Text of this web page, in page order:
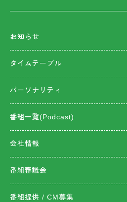
お知らせ
タイムテーブル
パーソナリティ
番組一覧(Podcast)
会社情報
番組審議会
番組提供 / CM募集